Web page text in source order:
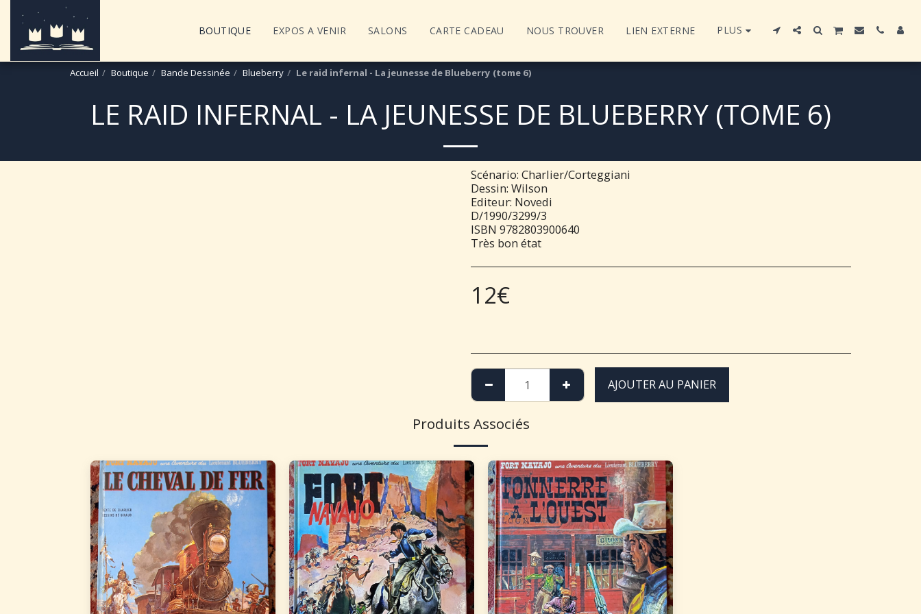
BOUTIQUE EXPOS A VENIR SALONS CARTE CADEAU NOUS TROUVER LIEN EXTERNE PLUS
Accueil Boutique Bande Dessinée Blueberry Le raid infernal - La jeunesse de Blueberry (tome 6)
LE RAID INFERNAL - LA JEUNESSE DE BLUEBERRY (TOME 6)
Scénario: Charlier/Corteggiani
Dessin: Wilson
Editeur: Novedi
D/1990/3299/3
ISBN 9782803900640
Très bon état
12€
AJOUTER AU PANIER
Produits Associés